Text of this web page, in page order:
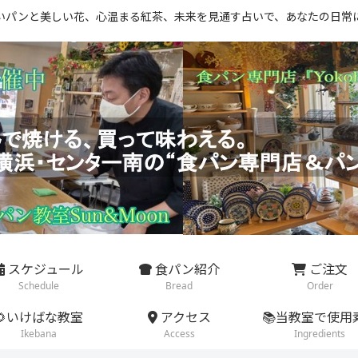
パンと美しい花、心温まる紅茶、未来を見通す占いで、あなたの日常
スケジュール
Schedule
食パン紹介
Bread
ご注文
Order
いけばな教室
Ikebana
アクセス
Access
📚当教室で使用
Ingredients